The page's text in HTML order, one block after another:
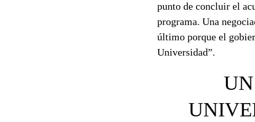
punto de concluir el
programa. Una
último porque el
Universidad”.